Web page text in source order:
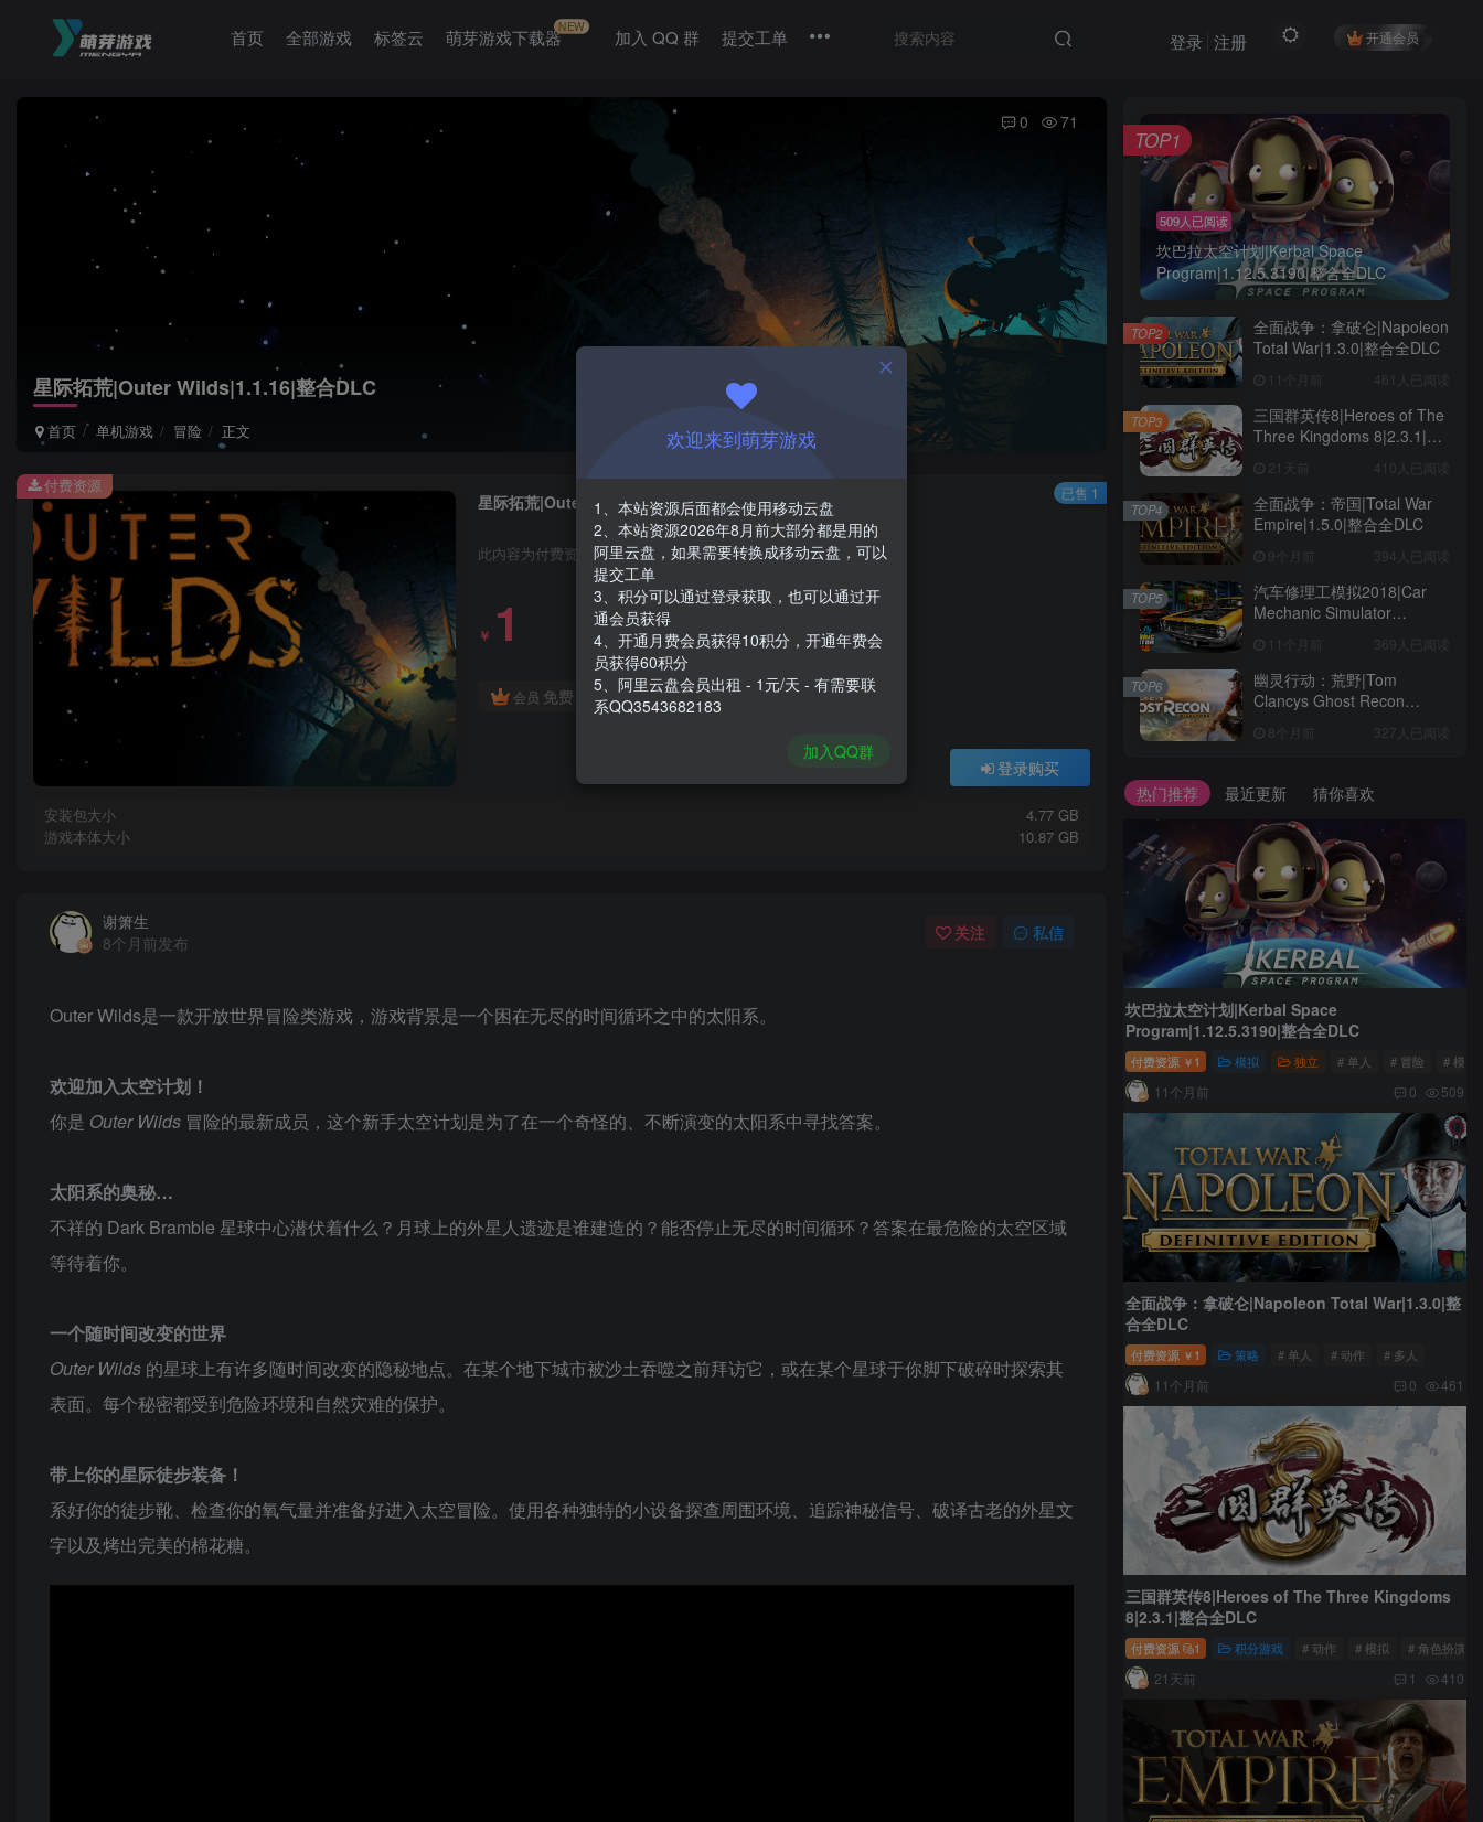
首页 全部游戏 标签云 萌芽游戏下载器NEW 加入 QQ 群 提交工单 开通会员
登录 注册
星际拓荒|Outer Wilds|1.1.16|整合DLC
首页 单机游戏 冒险 正文
0 71
星际拓荒|Outer Wilds|1.1.16|整合DLC
此内容为付费资源，请付费后查看
￥ 1
会员 免费
登录购买
安装包大小
4.77 GB
游戏本体大小
10.87 GB
付费资源 已售 1
谢箫生
8个月前发布
关注 私信
Outer Wilds是一款开放世界冒险类游戏，游戏背景是一个困在无尽的时间循环之中的太阳系。
欢迎加入太空计划！
你是 Outer Wilds 冒险的最新成员，这个新手太空计划是为了在一个奇怪的、不断演变的太阳系中寻找答案。
太阳系的奥秘…
不祥的 Dark Bramble 星球中心潜伏着什么？月球上的外星人遗迹是谁建造的？能否停止无尽的时间循环？答案在最危险的太空区域
等待着你。
一个随时间改变的世界
Outer Wilds 的星球上有许多随时间改变的隐秘地点。在某个地下城市被沙土吞噬之前拜访它，或在某个星球于你脚下破碎时探索其
表面。每个秘密都受到危险环境和自然灾难的保护。
带上你的星际徒步装备！
系好你的徒步靴、检查你的氧气量并准备好进入太空冒险。使用各种独特的小设备探查周围环境、追踪神秘信号、破译古老的外星文
字以及烤出完美的棉花糖。
509人已阅读
坎巴拉太空计划|Kerbal Space
Program|1.12.5.3190|整合全DLC
TOP1
全面战争：拿破仑|Napoleon
Total War|1.3.0|整合全DLC
11个月前 461人已阅读
TOP2
三国群英传8|Heroes of The
Three Kingdoms 8|2.3.1|整
21天前 410人已阅读
TOP3
全面战争：帝国|Total War
Empire|1.5.0|整合全DLC
9个月前 394人已阅读
TOP4
汽车修理工模拟2018|Car
Mechanic Simulator
11个月前 369人已阅读
TOP5
幽灵行动：荒野|Tom
Clancys Ghost Recon
DLC8个月前 327人已阅读
TOP6
热门推荐 最近更新 猜你喜欢
坎巴拉太空计划|Kerbal Space
Program|1.12.5.3190|整合全DLC
付费资源 ￥ 1 模拟 独立 # 单人 # 冒险 # 模拟
11个月前 0 509
全面战争：拿破仑|Napoleon Total War|1.3.0|整
合全DLC
付费资源 ￥ 1 策略 # 单人 # 动作 # 多人
11个月前 0 461
三国群英传8|Heroes of The Three Kingdoms
8|2.3.1|整合全DLC
付费资源 1 积分游戏 # 动作 # 模拟 # 角色扮演
21天前 1 410
欢迎来到萌芽游戏
1、本站资源后面都会使用移动云盘
2、本站资源2026年8月前大部分都是用的
阿里云盘，如果需要转换成移动云盘，可以
提交工单
3、积分可以通过登录获取，也可以通过开
通会员获得
4、开通月费会员获得10积分，开通年费会
员获得60积分
5、阿里云盘会员出租 - 1元/天 - 有需要联
系QQ3543682183
加入QQ群